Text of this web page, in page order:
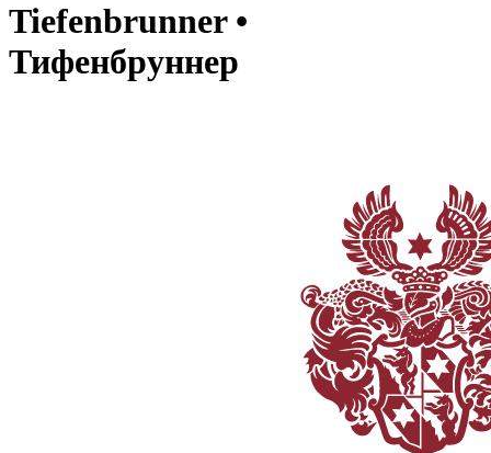
Tiefenbrunner •
Тифенбруннер